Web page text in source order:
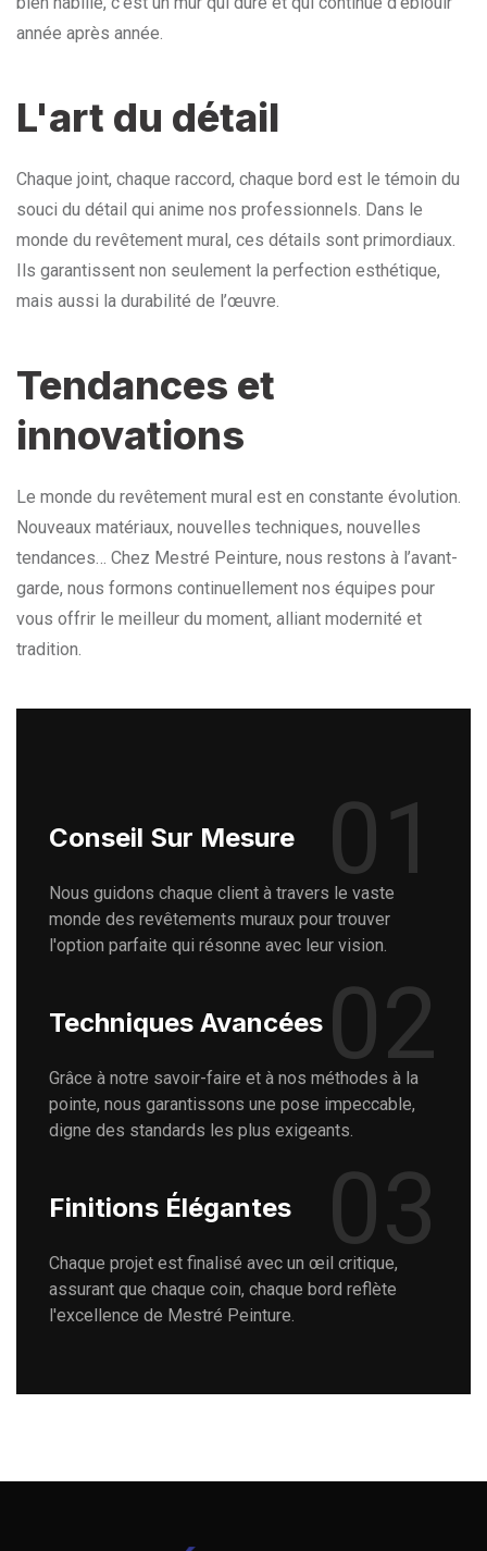
année après année.
L'art du détail
Chaque joint, chaque raccord, chaque bord est le témoin du
souci du détail qui anime nos professionnels. Dans le
monde du revêtement mural, ces détails sont primordiaux.
Ils garantissent non seulement la perfection esthétique,
mais aussi la durabilité de l’œuvre.
Tendances et
innovations
Le monde du revêtement mural est en constante évolution.
Nouveaux matériaux, nouvelles techniques, nouvelles
tendances… Chez Mestré Peinture, nous restons à l’avant-
garde, nous formons continuellement nos équipes pour
vous offrir le meilleur du moment, alliant modernité et
tradition.
Conseil Sur Mesure 01
Nous guidons chaque client à travers le vaste
monde des revêtements muraux pour trouver
l'option parfaite qui résonne avec leur vision.
Techniques Avancées 02
Grâce à notre savoir-faire et à nos méthodes à la
pointe, nous garantissons une pose impeccable,
digne des standards les plus exigeants.
Finitions Élégantes 03
Chaque projet est finalisé avec un œil critique,
assurant que chaque coin, chaque bord reflète
l'excellence de Mestré Peinture.